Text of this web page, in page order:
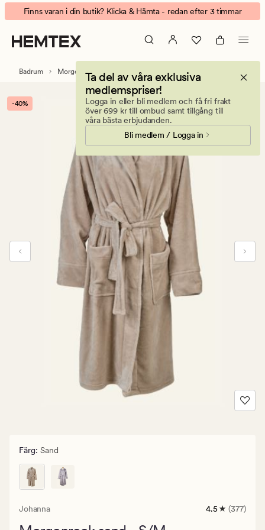
Johanna
morgonrock
sand
Animerad
banner.
Klicka
på
att
pausa.
Finns varan i din butik? Klicka & Hämta - redan efter 3 timmar
Ta del av våra exklusiva
medlemspriser!
Logga in eller bli medlem och få fri frakt
över 699 kr till ombud samt tillgång till
våra bästa erbjudanden.
Bli medlem / Logga in
Badrum Morgonrockar
-40%
Färg: Sand
Johanna
377
4.5 (377)